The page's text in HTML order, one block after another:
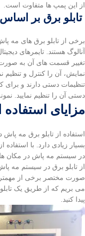
از این پمپ ها متفاوت است.
تابلو برق بر
برخی از تابلو برق های مه
آنالوگ هستند. تایمرهای
تغییر قسمت های آن به صورت
نمایش، آن را کنترل و تنظیم
تنظیمات دستی دارند و
دستی آن را تنظیم نمایید.
مزایای
استفاده از تابلو برق مه پاش
بسیار زیادی دارد. با استفاده
در سیستم مه پاش در مکان
از تابلو برق در سیستم مه
صورت مختصر برخی از
می بریم که از طریق یک
پیدا کنید.